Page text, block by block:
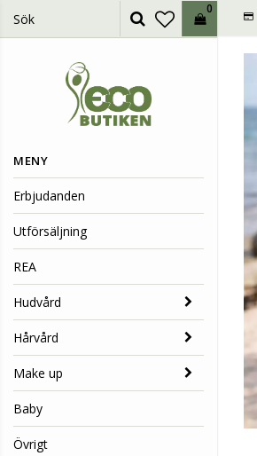
0
MENY
Erbjudanden
Utförsäljning
REA
Hudvård
Hårvård
Make up
Baby
Övrigt